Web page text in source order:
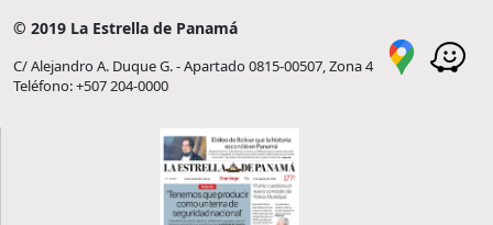
© 2019 La Estrella de Panamá
C/ Alejandro A. Duque G. - Apartado 0815-00507, Zona 4
Teléfono: +507 204-0000